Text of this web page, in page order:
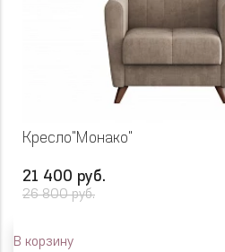
Кресло"Монако"
21 400 руб.
26 800 руб.
В корзину